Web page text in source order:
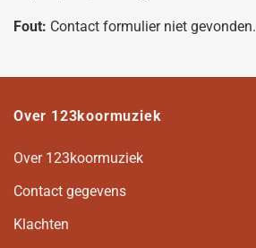
Fout: Contact formulier niet gevonden.
Over 123koormuziek
Over 123koormuziek
Contact gegevens
Klachten